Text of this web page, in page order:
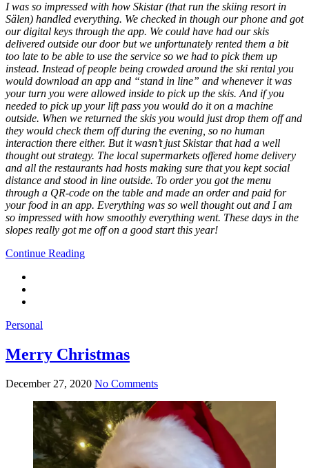
I was so impressed with how Skistar (that run the skiing resort in
Sälen) handled everything. We checked in though our phone and got
our digital keys through the app. We could have had our skis
delivered outside our door but we unfortunately rented them a bit
too late to be able to use the service so we had to pick them up
instead. Instead of people being crowded around the ski rental you
would download an app and “stand in line” and whenever it was
your turn you were allowed inside to pick up the skis. And if you
needed to pick up your lift pass you would do it on a machine
outside. When we returned the skis you would just drop them off and
they would check them off during the evening, so no human
interaction there either. But it wasn’t just Skistar that had a well
thought out strategy. The local supermarkets offered home delivery
and all the restaurants had hosts making sure that you kept social
distance and stood in line outside. To order you got the menu
through a QR-code on the table and made an order and paid for
your food in an app. Everything was so well thought out and I am
so impressed with how smoothly everything went. These days in the
slopes really got me off on a good start this year!
Continue Reading
Personal
Merry Christmas
December 27, 2020 No Comments